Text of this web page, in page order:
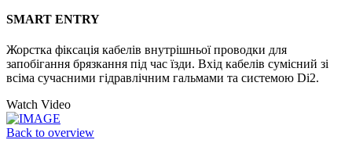
SMART ENTRY
Жорстка фіксація кабелів внутрішньої проводки для
запобігання брязкання під час їзди. Вхід кабелів сумісний зі
всіма сучасними гідравлічним гальмами та системою Di2.
Watch Video
Back to overview